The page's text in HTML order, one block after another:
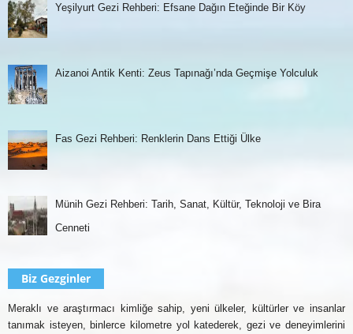
Yeşilyurt Gezi Rehberi: Efsane Dağın Eteğinde Bir Köy
Aizanoi Antik Kenti: Zeus Tapınağı’nda Geçmişe Yolculuk
Fas Gezi Rehberi: Renklerin Dans Ettiği Ülke
Münih Gezi Rehberi: Tarih, Sanat, Kültür, Teknoloji ve Bira
Cenneti
Biz Gezginler
Meraklı ve araştırmacı kimliğe sahip, yeni ülkeler, kültürler ve insanlar
tanımak isteyen, binlerce kilometre yol katederek, gezi ve deneyimlerini